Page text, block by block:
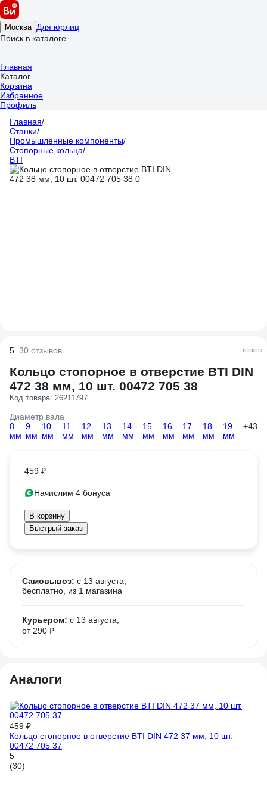
Москва Для юрлиц
Поиск в каталоге
Главная
Каталог
Корзина
Избранное
Профиль
Главная/
Станки/
Промышленные компоненты/
Стопорные кольца/
BTI
5 30 отзывов
Кольцо стопорное в отверстие BTI DIN
472 38 мм, 10 шт. 00472 705 38
Код товара: 26211797
Диаметр вала
8
мм
9
мм
10
мм
11
мм
12
мм
13
мм
14
мм
15
мм
16
мм
17
мм
18
мм
19
мм
+43
459 ₽
Начислим 4 бонуса
В корзину
Быстрый заказ
Самовывоз: c 13 августа,
бесплатно , из 1 магазина
Курьером: c 13 августа,
от 290 ₽
Аналоги
459 ₽
Кольцо стопорное в отверстие BTI DIN 472 37 мм, 10 шт.
00472 705 37
5
(30)